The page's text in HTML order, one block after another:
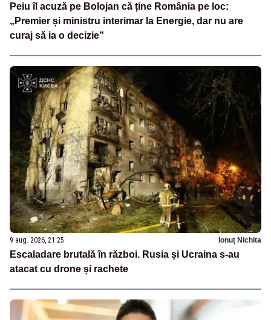
Peiu îl acuză pe Bolojan că ține România pe loc:
„Premier și ministru interimar la Energie, dar nu are
curaj să ia o decizie”
9 aug. 2026, 21:25 Ionuț Nichita
Escaladare brutală în război. Rusia și Ucraina s-au
atacat cu drone și rachete